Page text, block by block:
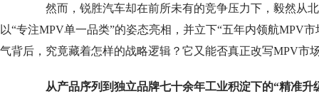
然而，锐胜汽车却在前所未有的竞争压力下，毅然从北
以“专注MPV单一品类”的姿态亮相，并立下“五年内领航MPV
气背后，究竟藏着怎样的战略逻辑？它又能否真正改写MPV市
从产品序列到独立品牌七十余年工业积淀下的“精准升